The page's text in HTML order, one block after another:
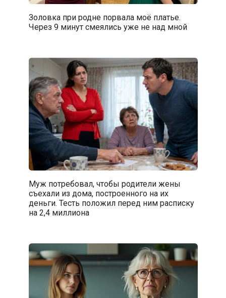
Золовка при родне порвала моё платье.
Через 9 минут смеялись уже не над мной
Муж потребовал, чтобы родители жены
съехали из дома, построенного на их
деньги. Тесть положил перед ним расписку
на 2,4 миллиона